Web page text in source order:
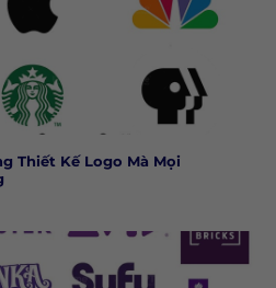
Thiết Kế Logo Mà Mọi